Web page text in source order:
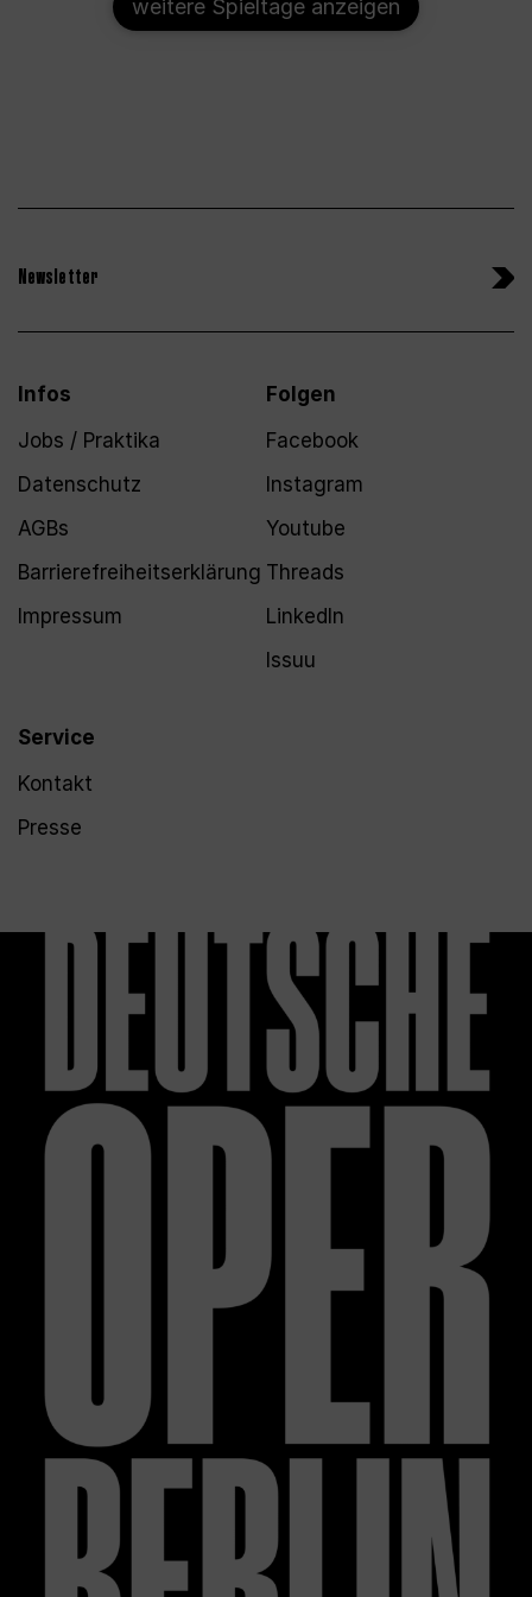
weitere Spieltage anzeigen
Newsletter
Infos
Jobs / Praktika
Datenschutz
AGBs
Barrierefreiheitserklärung
Impressum
Service
Kontakt
Presse
Folgen
Facebook
Instagram
Youtube
Threads
LinkedIn
Issuu